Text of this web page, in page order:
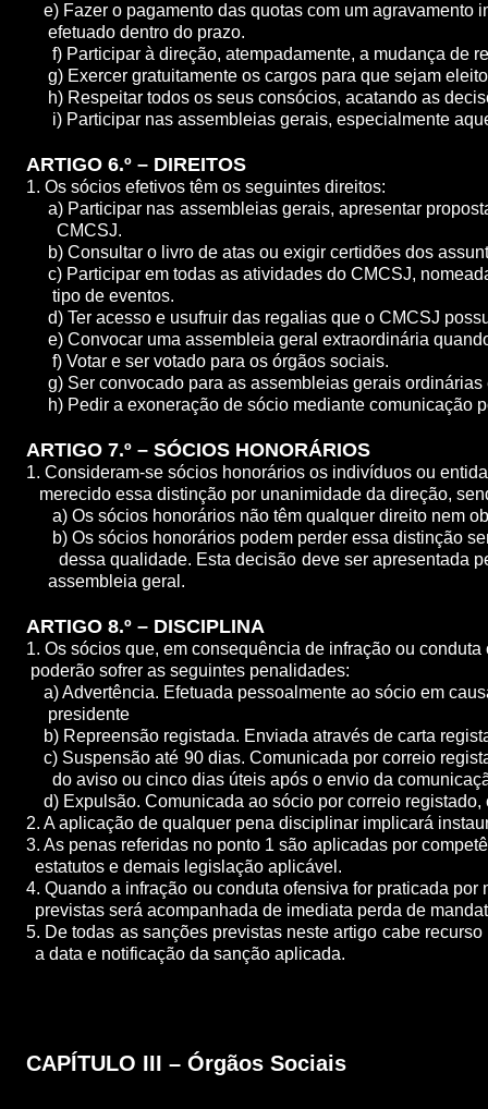
e) Fazer o pagamento das quotas com um
efetuado dentro do prazo.
f) Participar à direção, atempadamente, a mudança de
g) Exercer gratuitamente os cargos para que sejam
h) Respeitar todos os seus consócios, acatando as
i) Participar nas assembleias gerais, especialmente
ARTIGO 6.º – DIREITOS
1. Os sócios efetivos têm os seguintes direitos:
a) Participar nas assembleias gerais, apresentar
CMCSJ.
b) Consultar o livro de atas ou exigir certidões dos
c) Participar em todas as atividades do CMCSJ,
tipo de eventos.
d) Ter acesso e usufruir das regalias que o CMCSJ
e) Convocar uma assembleia geral extraordinária
f) Votar e ser votado para os órgãos sociais.
g) Ser convocado para as assembleias gerais
h) Pedir a exoneração de sócio mediante comunicação
ARTIGO 7.º – SÓCIOS HONORÁRIOS
1. Consideram-se sócios honorários os indivíduos ou
merecido essa distinção por unanimidade da direção,
a) Os sócios honorários não têm qualquer direito nem
b) Os sócios honorários podem perder essa
dessa qualidade. Esta decisão deve ser apresentada
assembleia geral.
ARTIGO 8.º – DISCIPLINA
1. Os sócios que, em consequência de infração ou
poderão sofrer as seguintes penalidades:
a) Advertência. Efetuada pessoalmente ao sócio em
presidente
b) Repreensão registada. Enviada através de carta
c) Suspensão até 90 dias. Comunicada por correio
do aviso ou cinco dias úteis após o envio da
d) Expulsão. Comunicada ao sócio por correio registado,
2. A aplicação de qualquer pena disciplinar implicará
3. As penas referidas no ponto 1 são aplicadas por
estatutos e demais legislação aplicável.
4. Quando a infração ou conduta ofensiva for
previstas será acompanhada de imediata perda de
5. De todas as sanções previstas neste artigo cabe
a data e notificação da sanção aplicada.
CAPÍTULO III – Órgãos Sociais